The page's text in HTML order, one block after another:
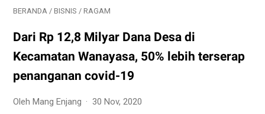
BERANDA / BISNIS / RAGAM
Dari Rp 12,8 Milyar Dana Desa di
Kecamatan Wanayasa, 50% lebih terserap
penanganan covid-19
Oleh Mang Enjang 30 Nov, 2020